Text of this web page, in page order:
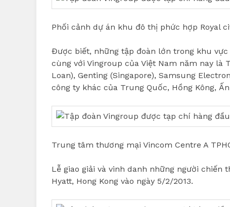
Phối cảnh dự án khu đô thị phức hợp Royal
Được biết, những tập đoàn lớn trong khu
cùng với Vingroup của Việt Nam năm nay là
Loan), Genting (Singapore), Samsung
công ty khác của Trung Quốc, Hồng Kông,
Trung tâm thương mại Vincom Centre A
Lễ giao giải và vinh danh những người chiến
Hyatt, Hong Kong vào ngày 5/2/2013.